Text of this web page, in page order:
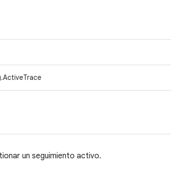
un seguimiento activo.